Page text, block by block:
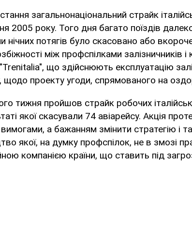
загальнонаціональний страйк
2005 року. Того дня багато поїздів
нічних потягів було скасовано або
між профспілками залізничників
і "Trenitalia", що здійснюють експлуатацію
щодо проекту угоди, спрямованого на
тижня пройшов страйк робочих
якої скасували 74 авіарейсу. Акція
а бажанням змінити стратегію і
якої, на думку профспілок, не в змозі
компанією країни, що ставить під